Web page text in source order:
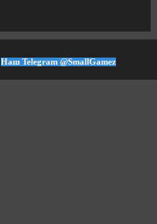
Наш Telegram @SmallGamez